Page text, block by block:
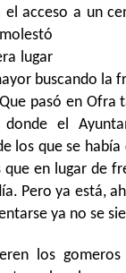
acceso a un
lugar
buscando la
pasó en Ofra
donde el
los que se
que en lugar de
Pero ya está,
ya no se
los